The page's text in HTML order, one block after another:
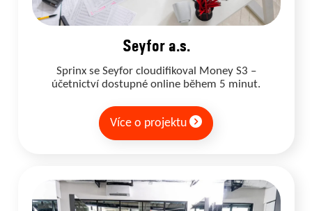
Seyfor a.s.
Sprinx se Seyfor cloudifikoval Money S3 –
účetnictví dostupné online během 5 minut.
Více o projektu